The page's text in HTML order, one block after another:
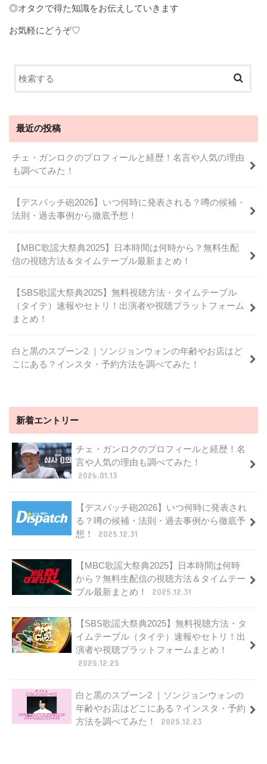
◎オタクで得た知識をお伝えしていきます
お気軽にどうぞ♡
最近の投稿
チェ・ガンロクのプロフィールと経歴！名言や人気の理由
も調べてみた！
【デスパッチ砲2026】いつ何時に発表される？噂の候補・
法則・過去事例から徹底予想！
【MBC歌謡大祭典2025】日本時間は何時から？無料生配
信の視聴方法＆タイムテーブル最新まとめ！
【SBS歌謡大祭典2025】無料視聴方法・タイムテーブル
（タイテ）速報やセトリ！出演者や視聴プラットフォーム
まとめ！
白と黒のスプーン2 ｜ソンジョンウォンの年齢やお店はど
こにある？インスタ・予約方法を調べてみた！
新着エントリー
チェ・ガンロクのプロフィールと経歴！名
言や人気の理由も調べてみた！
2026.01.13
【デスパッチ砲2026】いつ何時に発表され
る？噂の候補・法則・過去事例から徹底予
想！
2025.12.31
【MBC歌謡大祭典2025】日本時間は何時
から？無料生配信の視聴方法＆タイムテー
ブル最新まとめ！
2025.12.31
【SBS歌謡大祭典2025】無料視聴方法・タ
イムテーブル（タイテ）速報やセトリ！出
演者や視聴プラットフォームまとめ！
2025.12.25
白と黒のスプーン2 ｜ソンジョンウォンの
年齢やお店はどこにある？インスタ・予約
方法を調べてみた！
2025.12.23